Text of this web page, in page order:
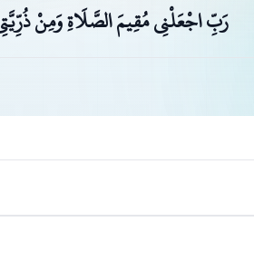
رَبِّ اجْعَلْنِي مُقِيمَ الصَّلَاةِ وَمِنْ